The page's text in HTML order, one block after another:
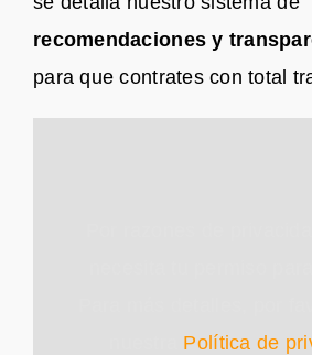
recomendaciones y
para que contrates con total
Política de